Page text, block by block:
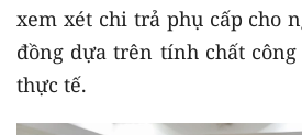
xem xét chi trả phụ cấp cho
đồng dựa trên tính chất
thực tế.